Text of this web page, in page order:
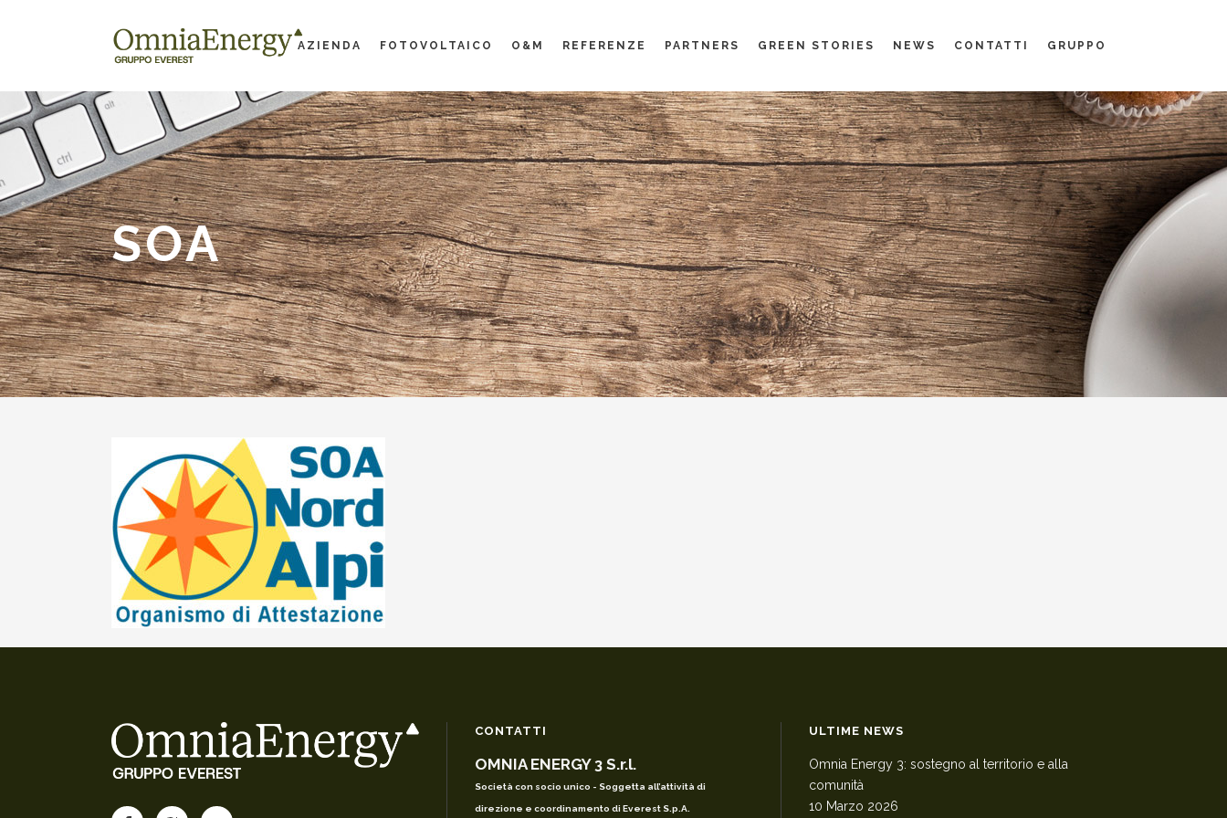
AZIENDA FOTOVOLTAICO O&M REFERENZE PARTNERS GREEN STORIES NEWS CONTATTI GRUPPO
SOA
CONTATTI
OMNIA ENERGY 3 S.r.l.
Società con socio unico - Soggetta all’attività di
direzione e coordinamento di Everest S.p.A.
ULTIME NEWS
Omnia Energy 3: sostegno al territorio e alla
comunità
10 Marzo 2026